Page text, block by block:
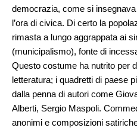
democrazia, come si
l’ora di civica. Di certo la
rimasta a lungo aggrappata ai
(municipalismo), fonte di
Questo costume ha nutrito per
letteratura; i quadretti di paese
dalla penna di autori come
Alberti, Sergio Maspoli.
anonimi e composizioni